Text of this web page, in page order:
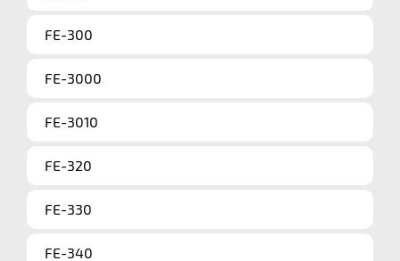
FE-300
FE-3000
FE-3010
FE-320
FE-330
FE-340